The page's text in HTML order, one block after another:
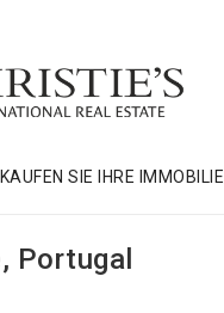
SIE IHRE IMMOBILIE
Portugal